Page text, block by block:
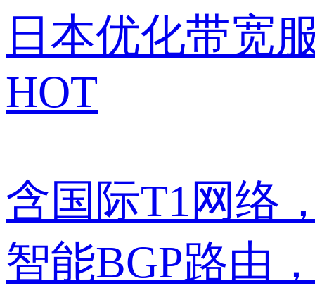
日本优化带宽
HOT
含国际T1网络
智能BGP路由